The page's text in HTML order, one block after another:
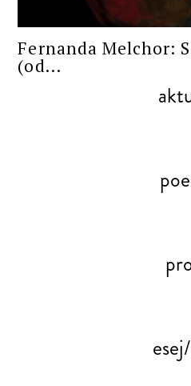
PROZA
Fernanda Melchor:
(od...